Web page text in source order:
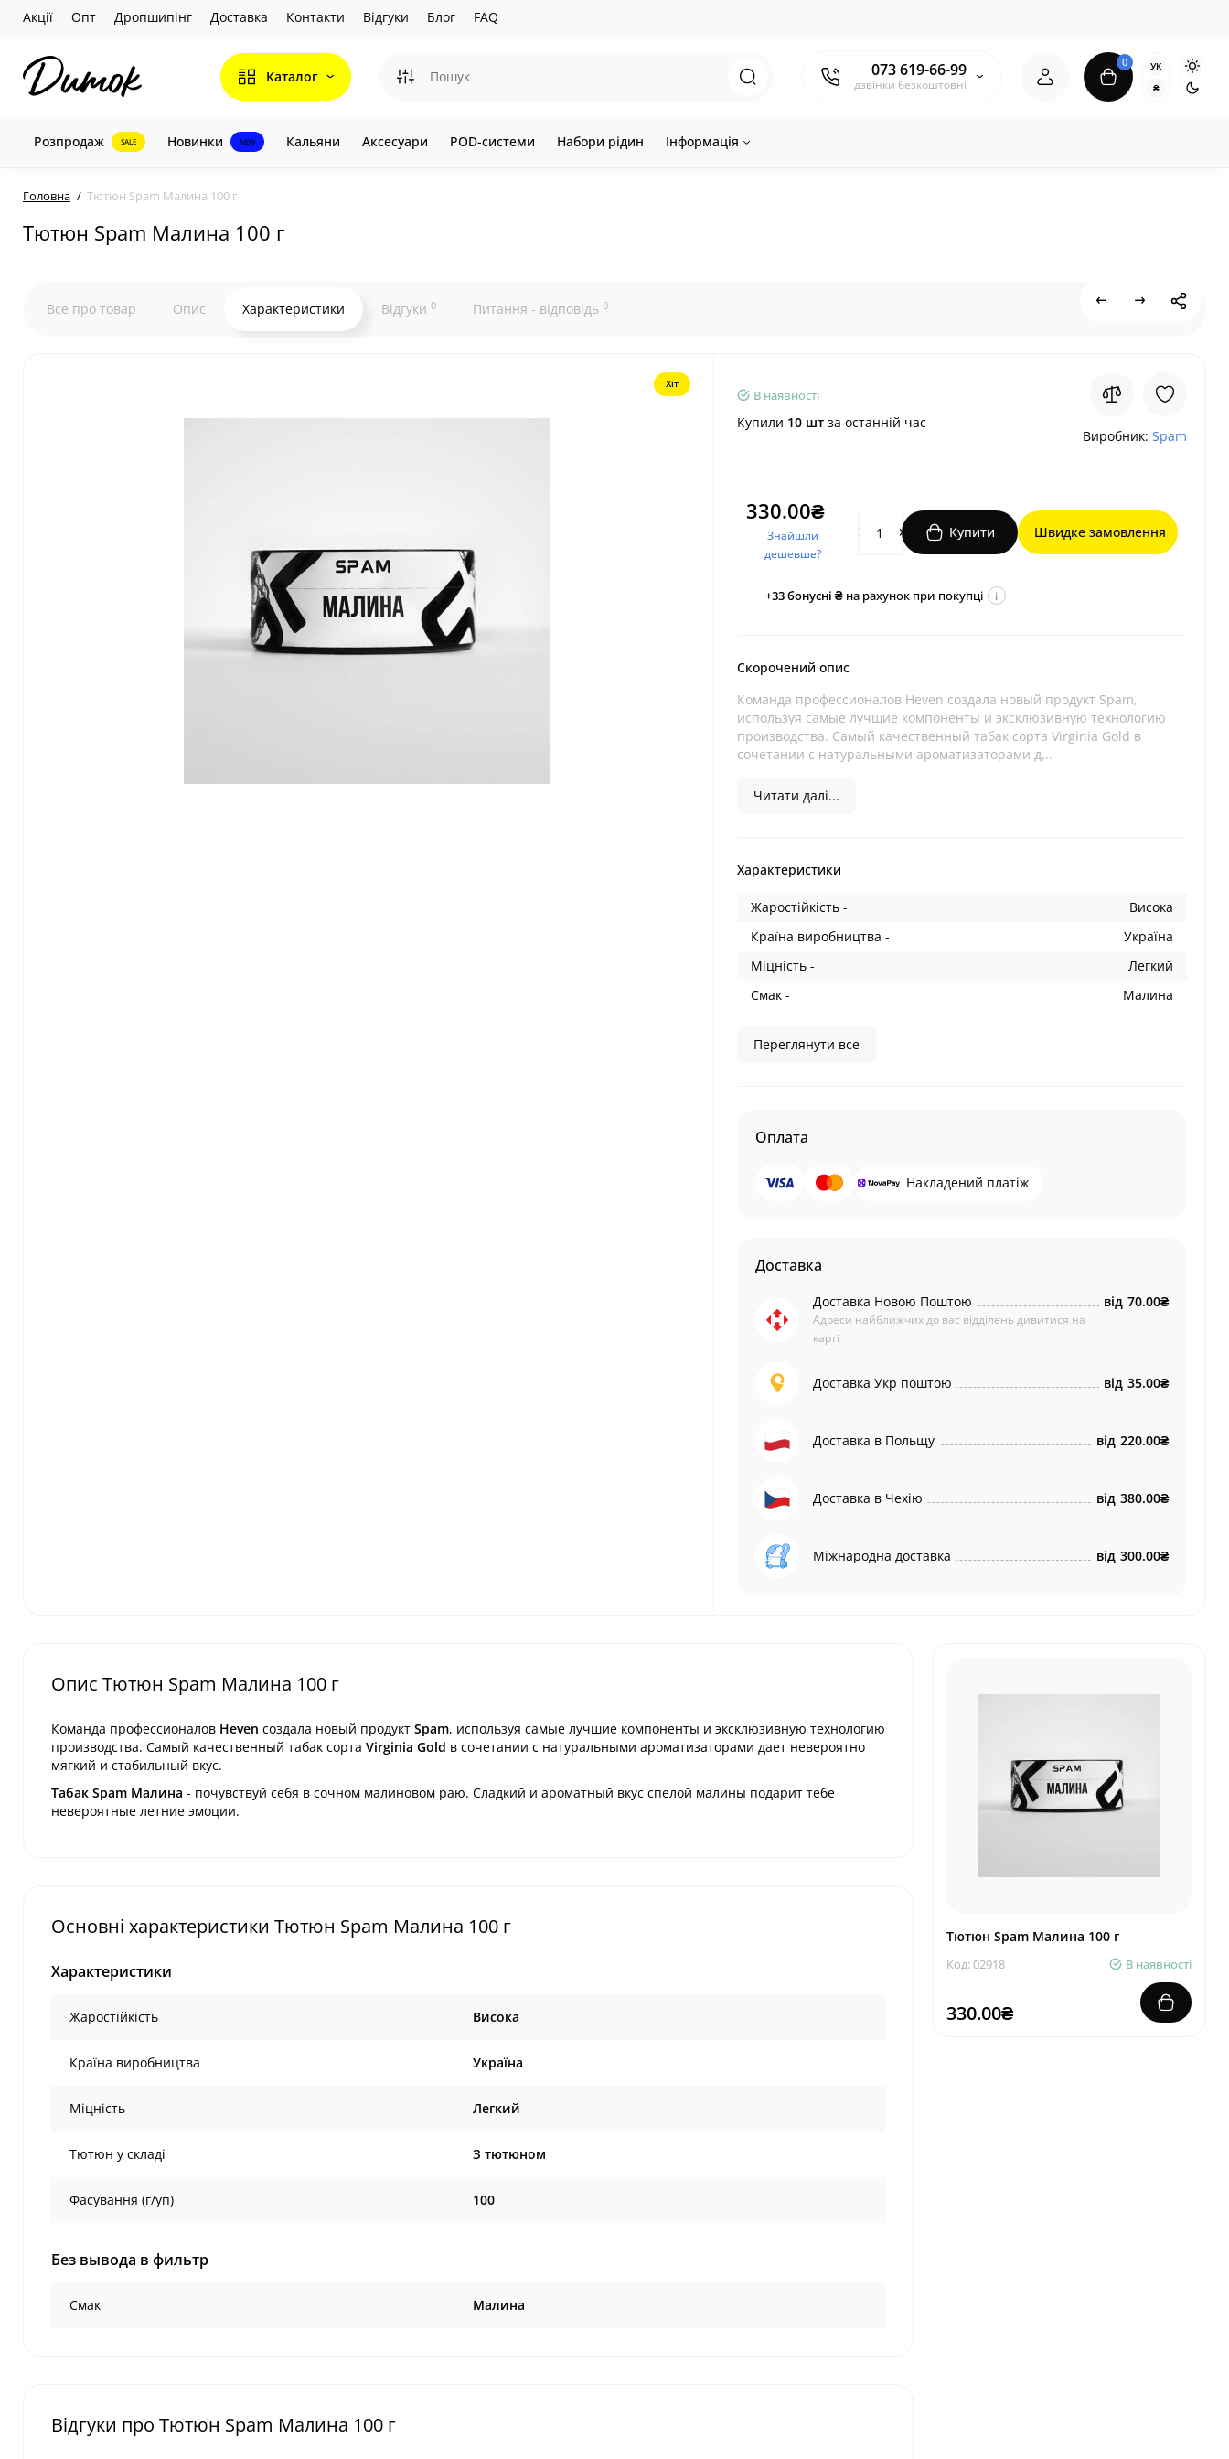
Акції Опт Дропшипінг Доставка Контакти Відгуки Блог FAQ
Каталог 073 619-66-99
дзвінки безкоштовні
0
УК
₴
Розпродаж SALE Новинки NEW Кальяни Аксесуари POD-системи Набори рідин Інформація
Головна Тютюн Spam Малина 100 г
Тютюн Spam Малина 100 г
Все про товар Опис Характеристики Відгуки 0 Питання - відповідь 0
Хіт
В наявності
Купили 10 штза останній час
Виробник: Spam
330.00₴
Знайшли
дешевше?
Купити Швидке замовлення
+33бонусні ₴на рахунок при покупці i
Скорочений опис
Команда профессионалов Heven создала новый продукт Spam,
используя самые лучшие компоненты и эксклюзивную технологию
производства. Самый качественный табак сорта Virginia Gold в
сочетании с натуральными ароматизаторами д...
Читати далі...
Характеристики
Жаростійкість -
Висока
Країна виробництва -
Україна
Міцність -
Легкий
Смак -
Малина
Переглянути все
Оплата
Накладений платіж
Доставка
Доставка Новою Поштою
Адреси найближчих до вас відділень дивитися на
карті
від 70.00₴
Доставка Укр поштою від 35.00₴
Доставка в Польщу від 220.00₴
Доставка в Чехію від 380.00₴
Міжнародна доставка від 300.00₴
Опис Тютюн Spam Малина 100 г
Команда профессионалов Heven создала новый продукт Spam, используя самые лучшие компоненты и эксклюзивную технологию
производства. Самый качественный табак сорта Virginia Gold в сочетании с натуральными ароматизаторами дает невероятно
мягкий и стабильный вкус.
Табак Spam Малина - почувствуй себя в сочном малиновом раю. Сладкий и ароматный вкус спелой малины подарит тебе
невероятные летние эмоции.
Основні характеристики Тютюн Spam Малина 100 г
Характеристики
Жаростійкість Висока
Країна виробництва Україна
Міцність Легкий
Тютюн у складі З тютюном
Фасування (г/уп) 100
Без вывода в фильтр
Смак Малина
Відгуки про Тютюн Spam Малина 100 г
Тютюн Spam Малина 100 г
Код: 02918 В наявності
330.00₴